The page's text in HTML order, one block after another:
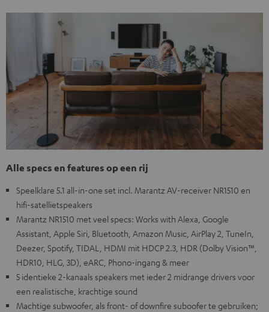
Alle specs en features op een rij
Speelklare 5.1 all-in-one set incl. Marantz AV-receiver NR1510 en
hifi-satellietspeakers
Marantz NR1510 met veel specs: Works with Alexa, Google
Assistant, Apple Siri, Bluetooth, Amazon Music, AirPlay 2, TuneIn,
Deezer, Spotify, TIDAL, HDMI mit HDCP 2.3, HDR (Dolby Vision™,
HDR10, HLG, 3D), eARC, Phono-ingang & meer
5 identieke 2-kanaals speakers met ieder 2 midrange drivers voor
een realistische, krachtige sound
Machtige subwoofer, als front- of downfire suboofer te gebruiken;